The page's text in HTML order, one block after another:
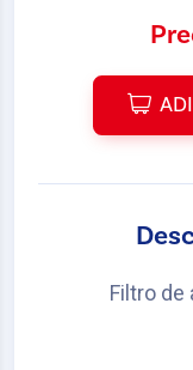
Filtro de